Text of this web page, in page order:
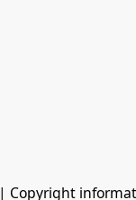
| Copyright